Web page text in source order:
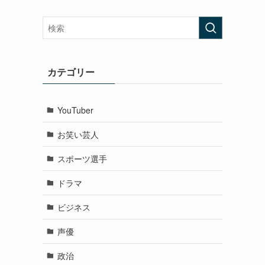
カテゴリー
YouTuber
お笑い芸人
スポーツ選手
ドラマ
ビジネス
声優
政治